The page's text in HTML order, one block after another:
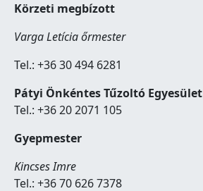
Körzeti megbízott
Varga Letícia őrmester
Tel.: +36 30 494 6281
Pátyi Önkéntes Tűzoltó Egyesület
Tel.: +36 20 2071 105
Gyepmester
Kincses Imre
Tel.: +36 70 626 7378